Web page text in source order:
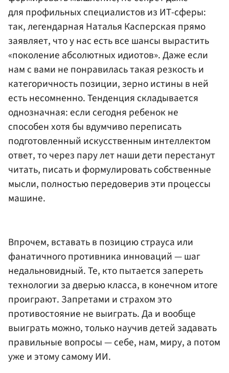
для профильных специалистов из ИТ-сферы:
так, легендарная Наталья Касперская прямо
заявляет, что у нас есть все шансы вырастить
«поколение абсолютных идиотов». Даже если
нам с вами не понравилась такая резкость и
категоричность позиции, зерно истины в ней
есть несомненно. Тенденция складывается
однозначная: если сегодня ребенок не
способен хотя бы вдумчиво переписать
подготовленный искусственным интеллектом
ответ, то через пару лет наши дети перестанут
читать, писать и формулировать собственные
мысли, полностью передоверив эти процессы
машине.
Впрочем, вставать в позицию страуса или
фанатичного противника инноваций — шаг
недальновидный. Те, кто пытается запереть
технологии за дверью класса, в конечном итоге
проиграют. Запретами и страхом это
противостояние не выиграть. Да и вообще
выиграть можно, только научив детей задавать
правильные вопросы — себе, нам, миру, а потом
уже и этому самому ИИ.